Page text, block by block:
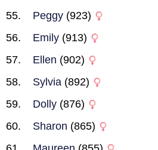
Peggy (923)
Emily (913)
Ellen (902)
Sylvia (892)
Dolly (876)
Sharon (865)